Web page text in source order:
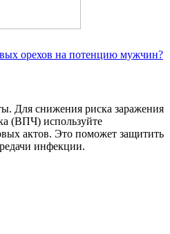
орехов на потенцию мужчин?
Для снижения риска заражения
(ВПЧ) используйте
актов. Это поможет защитить
инфекции.